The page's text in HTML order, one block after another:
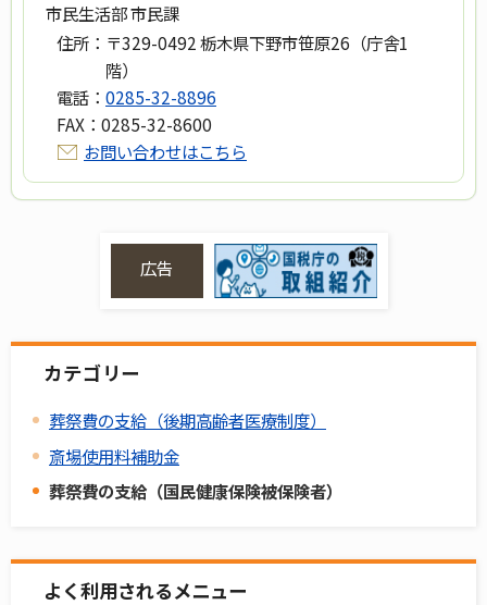
市民生活部 市民課
住所： 〒329-0492 栃木県下野市笹原26（庁舎1
階）
電話： 0285-32-8896
FAX： 0285-32-8600
お問い合わせはこちら
広告
カテゴリー
葬祭費の支給（後期高齢者医療制度）
斎場使用料補助金
葬祭費の支給（国民健康保険被保険者）
よく利用されるメニュー